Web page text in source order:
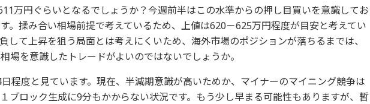
万円ぐらいとなるでしょうか？今週前半はこの水準からの押し目買いを意識してお
。揉み合い相場前提で考えているため、上値は620－625万円程度が目安と考えてい
して上昇を狙う局面とは考えにくいため、海外市場のポジションが落ちるまでは、
場を意識したトレードがよいのではないでしょうか。
程度と見ています。現在、半減期意識が高いためか、マイナーのマイニング競争は
ブロック生成に9分もかからない状況です。もう少し早まる可能性もありますが、暫